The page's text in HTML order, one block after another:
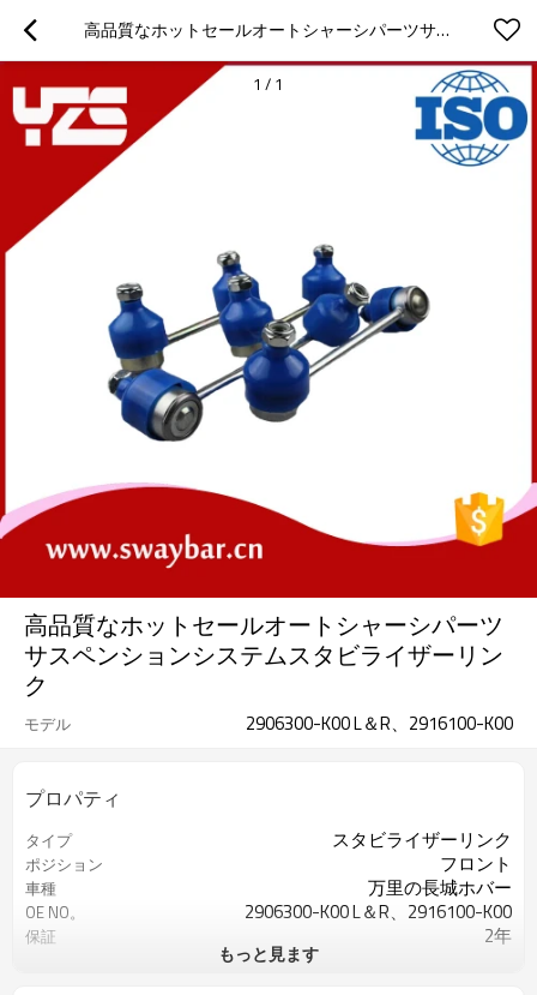
高品質なホットセールオートシャーシパーツサスペンションシステムスタビライザーリンク
1 / 1
高品質なホットセールオートシャーシパーツ
サスペンションシステムスタビライザーリン
ク
モデル 2906300-K00 L＆R、2916100-K00
プロパティ
タイプ スタビライザーリンク
ポジション フロント
車種 万里の長城ホバー
OE NO。 2906300-K00 L＆R、2916100-K00
保証 2年
もっと見ます